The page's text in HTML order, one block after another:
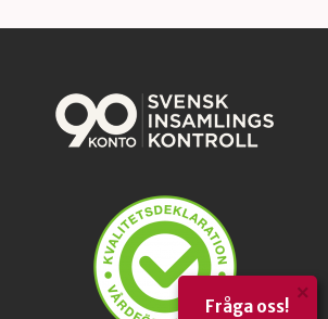
Fråga oss!
×